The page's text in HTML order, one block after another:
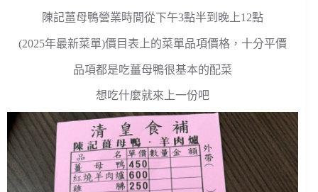
陳記薑母鴨營業時間從下午3點半到晚上12點
(2025年最新菜單)價目表上的菜單品項價格，十分平價
品項都是吃薑母鴨很基本的配菜
想吃什麼就來上一份吧